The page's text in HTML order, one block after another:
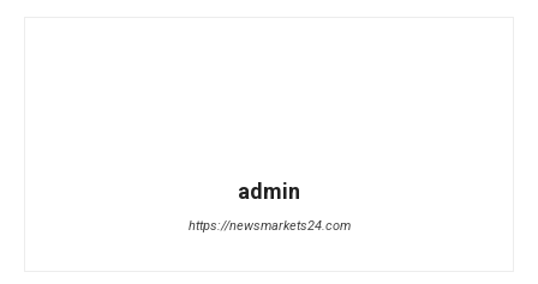
admin
https://newsmarkets24.com